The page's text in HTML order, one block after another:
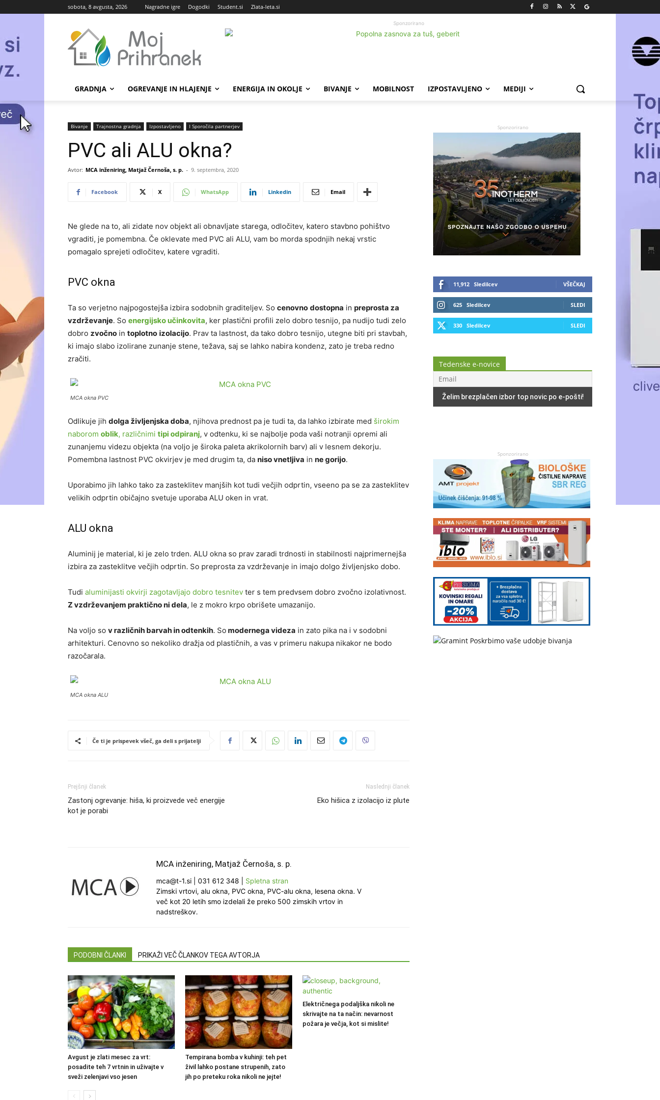
sobota, 8 avgusta, 2026 Nagradne igre Dogodki Student.si Zlata-leta.si
Sponzorirano
GRADNJA OGREVANJE IN HLAJENJE ENERGIJA IN OKOLJE BIVANJE MOBILNOST IZPOSTAVLJENO MEDIJI
Bivanje Trajnostna gradnja Izpostavljeno Ι Sporočila partnerjev
PVC ali ALU okna?
Avtor: MCA inženiring, Matjaž Černoša, s. p. - 9. septembra, 2020
Facebook X WhatsApp Linkedin Email
Ne glede na to, ali zidate nov objekt ali obnavljate starega, odločitev, katero stavbno pohištvo
vgraditi, je pomembna. Če oklevate med PVC ali ALU, vam bo morda spodnjih nekaj vrstic
pomagalo sprejeti odločitev, katere vgraditi.
PVC okna
Ta so verjetno najpogostejša izbira sodobnih graditeljev. So cenovno dostopna in preprosta za
vzdrževanje. So energijsko učinkovita, ker plastični profili zelo dobro tesnijo, pa nudijo tudi zelo
dobro zvočno in toplotno izolacijo. Prav ta lastnost, da tako dobro tesnijo, utegne biti pri stavbah,
ki imajo slabo izolirane zunanje stene, težava, saj se lahko nabira kondenz, zato je treba redno
zračiti.
MCA okna PVC
Odlikuje jih dolga življenjska doba, njihova prednost pa je tudi ta, da lahko izbirate med širokim
naborom oblik, različnimi tipi odpiranj, v odtenku, ki se najbolje poda vaši notranji opremi ali
zunanjemu videzu objekta (na voljo je široka paleta akrikolornih barv) ali v lesnem dekorju.
Pomembna lastnost PVC okvirjev je med drugim ta, da niso vnetljiva in ne gorijo.
Uporabimo jih lahko tako za zasteklitev manjših kot tudi večjih odprtin, vseeno pa se za zasteklitev
velikih odprtin običajno svetuje uporaba ALU oken in vrat.
ALU okna
Aluminij je material, ki je zelo trden. ALU okna so prav zaradi trdnosti in stabilnosti najprimernejša
izbira za zasteklitve večjih odprtin. So preprosta za vzdrževanje in imajo dolgo življenjsko dobo.
Tudi aluminijasti okvirji zagotavljajo dobro tesnitev ter s tem predvsem dobro zvočno izolativnost.
Z vzdrževanjem praktično ni dela, le z mokro krpo obrišete umazanijo.
Na voljo so v različnih barvah in odtenkih. So modernega videza in zato pika na i v sodobni
arhitekturi. Cenovno so nekoliko dražja od plastičnih, a vas v primeru nakupa nikakor ne bodo
razočarala.
MCA okna ALU
Če ti je prispevek všeč, ga deli s prijatelji
Prejšnji članek
Zastonj ogrevanje: hiša, ki proizvede več energije
kot je porabi
Naslednji članek
Eko hišica z izolacijo iz plute
MCA inženiring, Matjaž Černoša, s. p.
mca@t-1.si 031 612 348
Spletna stran
Zimski vrtovi, alu okna, PVC okna, PVC-alu okna, lesena okna. V
več kot 20 letih smo izdelali že preko 500 zimskih vrtov in
nadstreškov.
PODOBNI ČLANKI PRIKAŽI VEČ ČLANKOV TEGA AVTORJA
Avgust je zlati mesec za vrt:
posadite teh 7 vrtnin in uživajte v
sveži zelenjavi vso jesen
Tempirana bomba v kuhinji: teh pet
živil lahko postane strupenih, zato
jih po preteku roka nikoli ne jejte!
Električnega podaljška nikoli ne
skrivajte na ta način: nevarnost
požara je večja, kot si mislite!
Sponzorirano
11,912 Sledilcev VŠEČKAJ
625 Sledilcev SLEDI
330 Sledilcev SLEDI
Tedenske e-novice
Sponzorirano